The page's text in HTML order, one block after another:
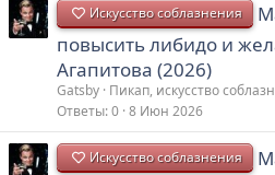
Искусство соблазнения
повысить либидо и
Агапитова (2026)
Gatsby Пикап, искусство
Ответы 0 8 Июн 2026
Искусство соблазнения